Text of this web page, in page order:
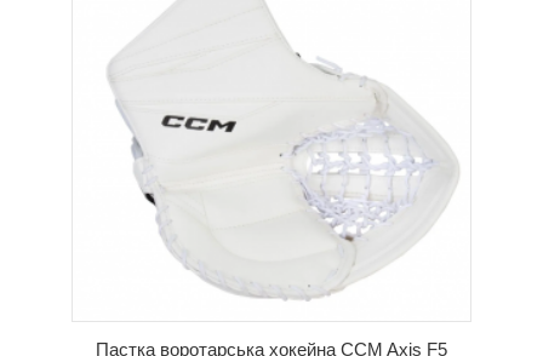
Пастка воротарська хокейна CCM Axis F5